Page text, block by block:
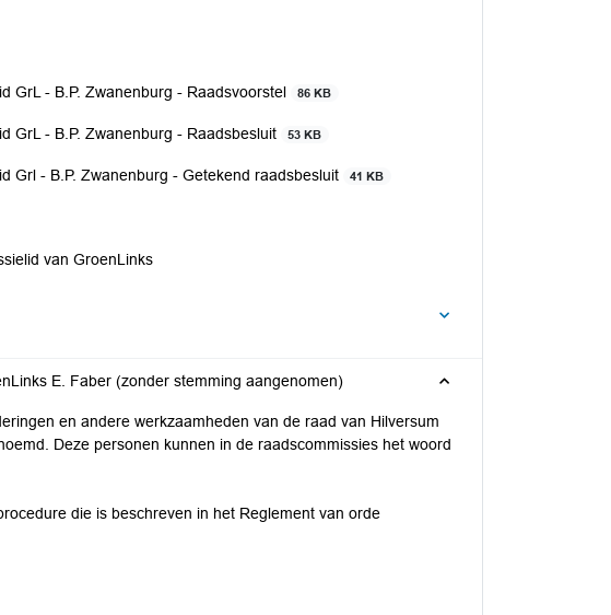
GrL - B.P. Zwanenburg - Raadsvoorstel 86 KB
GrL - B.P. Zwanenburg - Raadsbesluit 53 KB
Grl - B.P. Zwanenburg - Getekend raadsbesluit 41 KB
van GroenLinks
E. Faber (zonder stemming aangenomen)
en andere werkzaamheden van de raad van Hilversum
Deze personen kunnen in de raadscommissies het woord
die is beschreven in het Reglement van orde